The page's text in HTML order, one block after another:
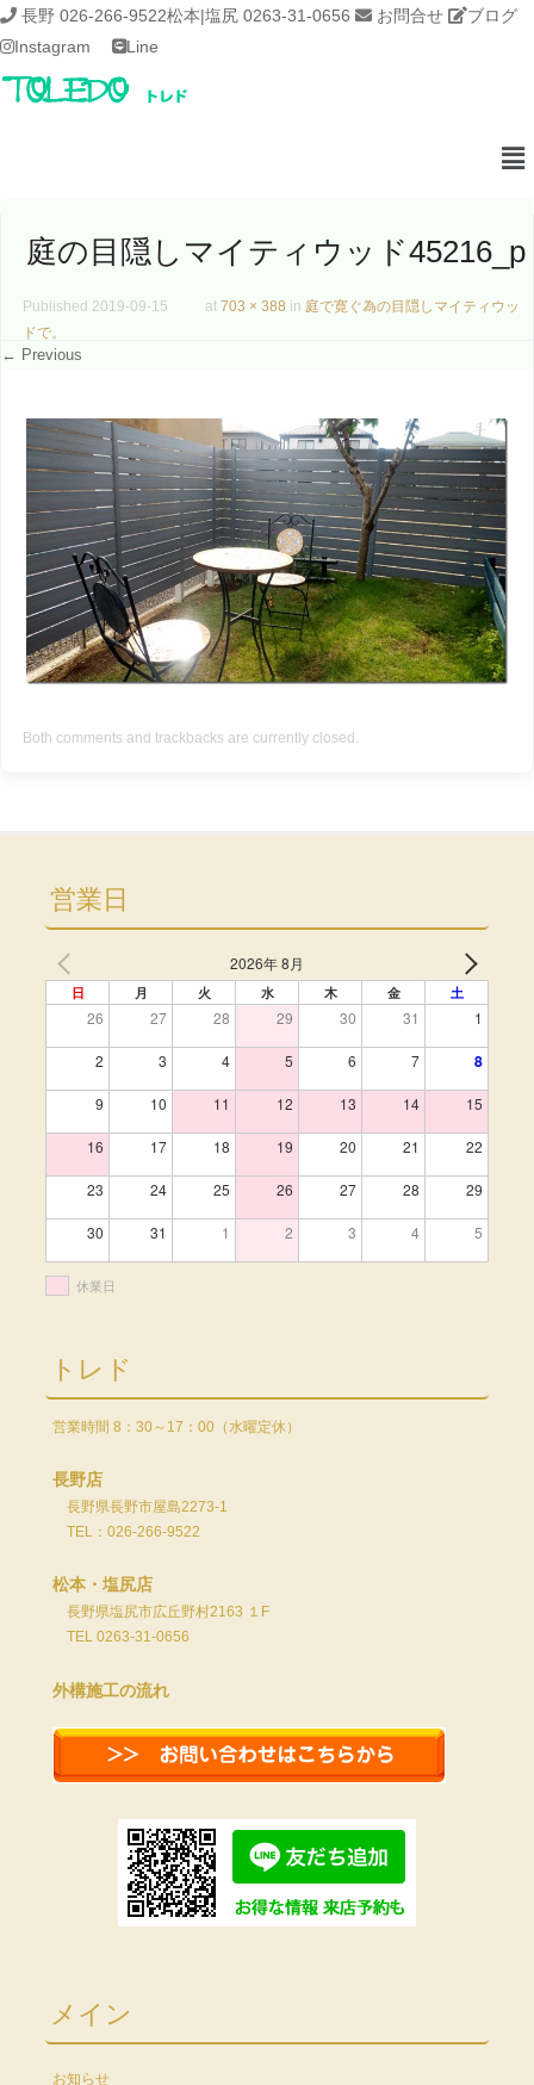
長野 026-266-9522松本|塩尻 0263-31-0656 お問合せ
ブログ
Instagram
Line
庭の目隠しマイティウッド45216_p
Published 2019-09-15 at 703 × 388 in 庭で寛ぐ為の目隠しマイティウッ
ドで。
← Previous
Both comments and trackbacks are currently closed.
営業日
2026年 8月
日 月 火 水 木 金 土
26 27 28 29 30 31 1
2 3 4 5 6 7 8
9 10 11 12 13 14 15
16 17 18 19 20 21 22
23 24 25 26 27 28 29
30 31 1 2 3 4 5
休業日
トレド
営業時間 8：30～17：00（水曜定休）
長野店
長野県長野市屋島2273-1
TEL：026-266-9522
松本・塩尻店
長野県塩尻市広丘野村2163 １F
TEL 0263-31-0656
外構施工の流れ
メイン
お知らせ